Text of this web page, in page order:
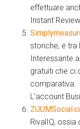
effettuare
Instant
storiche, e tra
Interessante
gratuiti che ci
comparativa.
L’account
RivalIQ,